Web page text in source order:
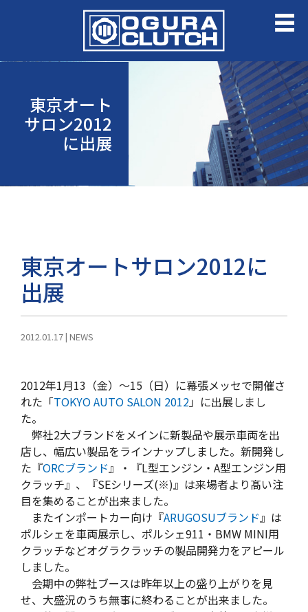
東京オート
サロン2012
に出展
東京オートサロン2012に
出展
2012.01.17| NEWS
2012年1月13（金）〜15（日）に幕張メッセで開催さ
れた「TOKYO AUTO SALON 2012」に出展しまし
た。
弊社2大ブランドをメインに新製品や展示車両を出
店し、幅広い製品をラインナップしました。新開発し
た『ORCブランド』・『L型エンジン・A型エンジン用
クラッチ』、『SEシリーズ(※)』は来場者より髙い注
目を集めることが出来ました。
またインポートカー向け『ARUGOSUブランド』は
ポルシェを車両展示し、ポルシェ911・BMW MINI用
クラッチなどオグラクラッチの製品開発力をアピール
しました。
会期中の弊社ブースは昨年以上の盛り上がりを見
せ、大盛況のうち無事に終わることが出来ました。